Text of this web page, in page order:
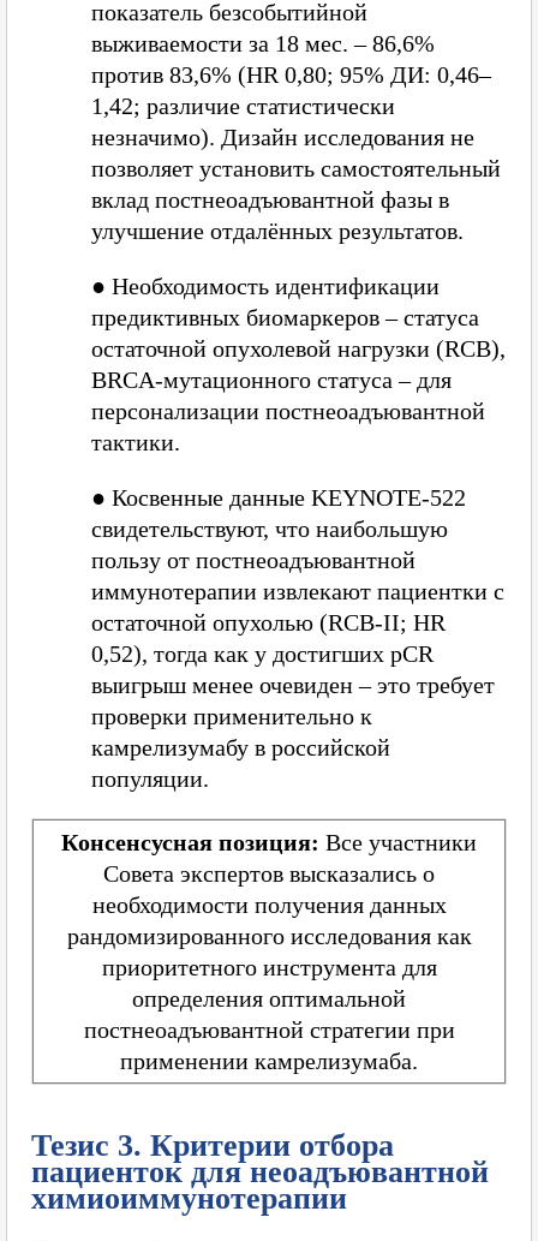
показатель безсобытийной
выживаемости за 18 мес. – 86,6%
против 83,6% (HR 0,80; 95% ДИ: 0,46–
1,42; различие статистически
незначимо). Дизайн исследования не
позволяет установить самостоятельный
вклад постнеоадъювантной фазы в
улучшение отдалённых результатов.
● Необходимость идентификации
предиктивных биомаркеров – статуса
остаточной опухолевой нагрузки (RCB),
BRCA-мутационного статуса – для
персонализации постнеоадъювантной
тактики.
● Косвенные данные KEYNOTE-522
свидетельствуют, что наибольшую
пользу от постнеоадъювантной
иммунотерапии извлекают пациентки с
остаточной опухолью (RCB-II; HR
0,52), тогда как у достигших pCR
выигрыш менее очевиден – это требует
проверки применительно к
камрелизумабу в российской
популяции.
Консенсусная позиция: Все участники
Совета экспертов высказались о
необходимости получения данных
рандомизированного исследования как
приоритетного инструмента для
определения оптимальной
постнеоадъювантной стратегии при
применении камрелизумаба.
Тезис 3. Критерии отбора
пациенток для неоадъювантной
химиоиммунотерапии